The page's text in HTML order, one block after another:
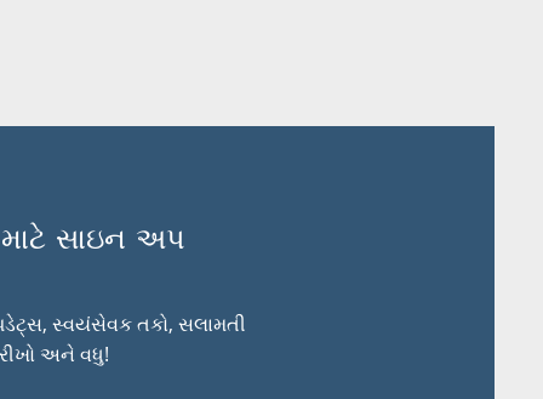
માટે સાઇન અપ
સ્વયંસેવક તકો, સલામતી
અને વધુ!